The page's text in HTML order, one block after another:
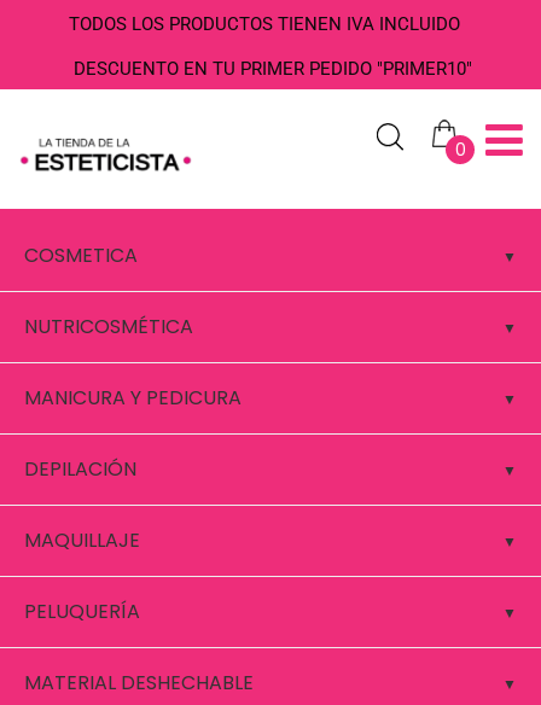
TODOS LOS PRODUCTOS TIENEN IVA INCLUIDO
DESCUENTO EN TU PRIMER PEDIDO "PRIMER10"
0
COSMETICA
NUTRICOSMÉTICA
MANICURA Y PEDICURA
DEPILACIÓN
MAQUILLAJE
PELUQUERÍA
MATERIAL DESHECHABLE